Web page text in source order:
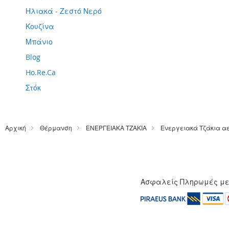
Ηλιακά - Ζεστό Νερό
Κουζίνα
Μπάνιο
Blog
Ho.Re.Ca
Στόκ
Αρχική Θέρμανση ΕΝΕΡΓΕΙΑΚΑ ΤΖΑΚΙΑ Ενεργειακά Τζάκια
Ασφαλείς Πληρωμές με